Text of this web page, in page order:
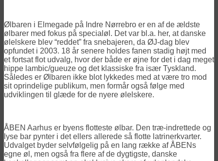
Ølbaren i Elmegade på Indre Nørrebro er en af de ældste
ølbarer med fokus på specialøl. Det var bl.a. her, at danske
ølelskere blev “reddet” fra snebajeren, da ØJ-dag blev
opfundet i 2003. 18 år senere holdes fanen stadig højt med
et fortsat flot udvalg, hvor der både er øjne for det i dag meget
hippe lambic/gueuze og det klassiske fra især Tyskland.
Således er Ølbaren ikke blot lykkedes med at være tro mod
sit oprindelige publikum, men formår også følge med
udviklingen til glæde for de nyere ølelskere.
ÅBEN Aarhus er byens flotteste ølbar. Den træ-indrettede og
lyse bar pynter i det ellers allerede så flotte latrinerkvarter.
Udvalget byder selvfølgelig på en lang række af ÅBENs
egne øl, men også fra flere af de dygtigste, danske